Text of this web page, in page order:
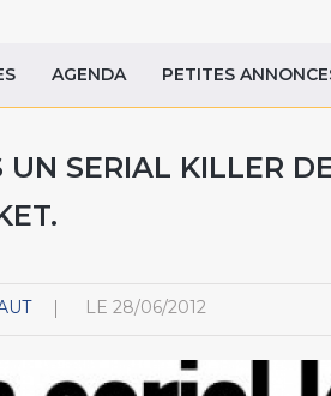
AGENDA PETITES
UN SERIAL KILLER
LE 28/06/2012